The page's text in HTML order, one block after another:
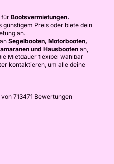
für Bootsvermietungen.
günstigem Preis oder biete dein
an.
Segelbooten, Motorbooten,
und Hausbooten an,
Mietdauer flexibel wählbar
kontaktieren, um alle deine
713471 Bewertungen